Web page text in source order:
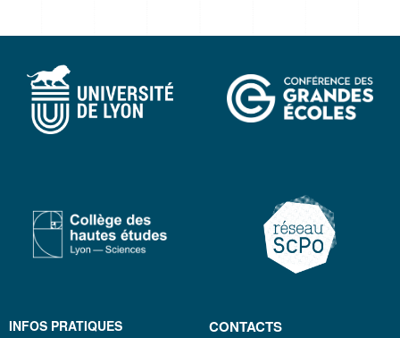
INFOS PRATIQUES CONTACTS